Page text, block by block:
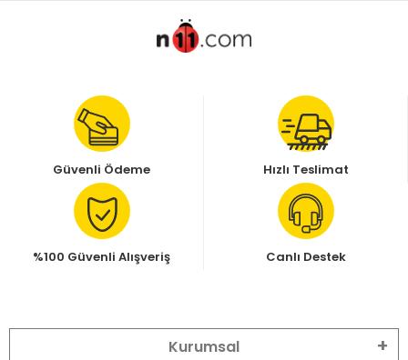
Güvenli Ödeme Hızlı Teslimat
%100 Güvenli Alışveriş Canlı Destek
Kurumsal